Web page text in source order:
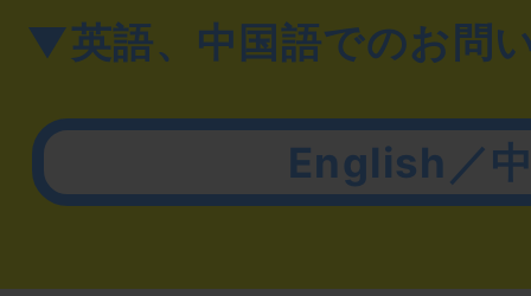
▼英語、中国語でのお問
English／